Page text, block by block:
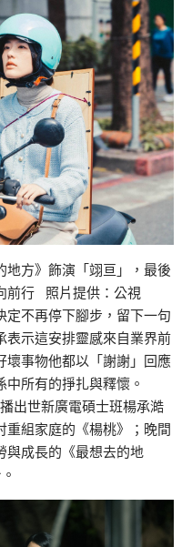
地方》飾演「翊亘」，最後
前行 照片提供：公視
不再停下腳步，留下一句
表示這安排靈感來自業界前
壞事物他都以「謝謝」回應
所有的掙扎與釋懷。
出世新廣電碩士班楊承澔
重組家庭的《楊桃》；晚間
與成長的《最想去的地